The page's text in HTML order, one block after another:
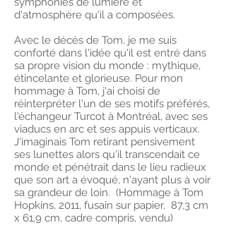
d'atmosphère qu'il a composées.
Avec le décès de Tom, je me suis
conforté dans l'idée qu'il est entré dans
sa propre vision du monde : mythique,
étincelante et glorieuse. Pour mon
hommage à Tom, j'ai choisi de
réinterpréter l'un de ses motifs préférés,
l'échangeur Turcot à Montréal, avec ses
viaducs en arc et ses appuis verticaux.
J'imaginais Tom retirant pensivement
ses lunettes alors qu'il transcendait ce
monde et pénétrait dans le lieu radieux
que son art a évoqué, n'ayant plus à voir
sa grandeur de loin. (Hommage à Tom
Hopkins, 2011, fusain sur papier, 87,3 cm
x 61,9 cm, cadre compris, vendu)